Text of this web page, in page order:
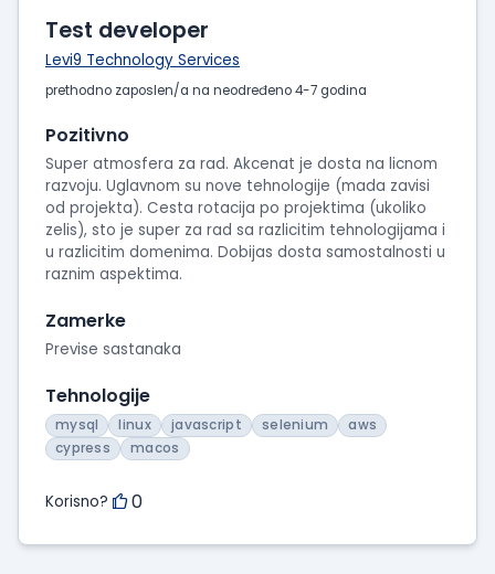
Test developer
Levi9 Technology Services
prethodno zaposlen/a na neodređeno 4-7 godina
Pozitivno
Super atmosfera za rad. Akcenat je dosta na licnom
razvoju. Uglavnom su nove tehnologije (mada zavisi
od projekta). Cesta rotacija po projektima (ukoliko
zelis), sto je super za rad sa razlicitim tehnologijama i
u razlicitim domenima. Dobijas dosta samostalnosti u
raznim aspektima.
Zamerke
Previse sastanaka
Tehnologije
mysql linux javascript selenium
aws
cypress
macos
Korisno? 0